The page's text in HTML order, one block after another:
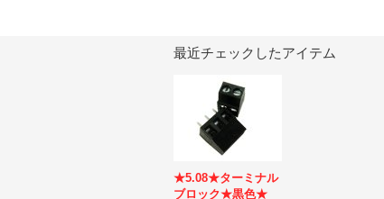
最近チェックしたアイテム
★5.08★ターミナル
ブロック★黒色★